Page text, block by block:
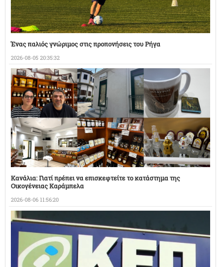
Ένας παλιός γνώριμος στις προπονήσεις του Ρήγα
2026-08-05 20:35:32
Κανάλια: Γιατί πρέπει να επισκεφτείτε το κατάστημα της
Οικογένειας Καράμπελα
2026-08-06 11:56:20